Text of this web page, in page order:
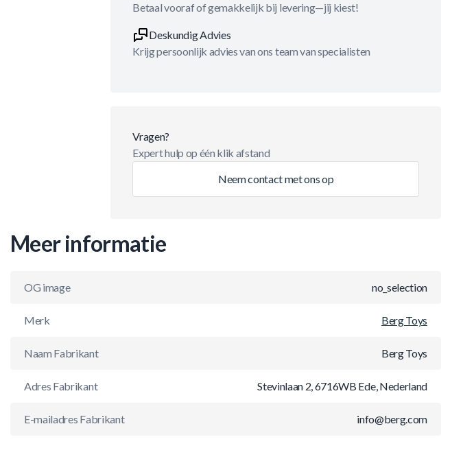
Betaal vooraf of gemakkelijk bij levering—jij kiest!
Deskundig Advies
Krijg persoonlijk advies van ons team van specialisten
Vragen?
Expert hulp op één klik afstand
Neem contact met ons op
Meer informatie
OG image no_selection
Merk Berg Toys
Naam Fabrikant Berg Toys
Adres Fabrikant Stevinlaan 2, 6716WB Ede, Nederland
E-mailadres Fabrikant info@berg.com